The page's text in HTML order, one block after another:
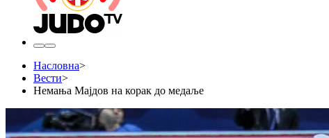
Насловна>
Вести>
Немања Мајдов на корак до медаље